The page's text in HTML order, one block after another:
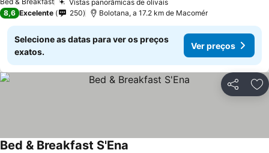
Vistas panorâmicas de olivais
8,6 Excelente 250 Bolotana, a 17.2 km de Macomér
Selecione as datas para ver os preços
exatos.
Ver preços
Partilhar
Bed & Breakfast S'Ena